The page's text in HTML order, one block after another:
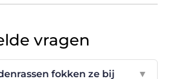
vragen
fokken ze bij
▼